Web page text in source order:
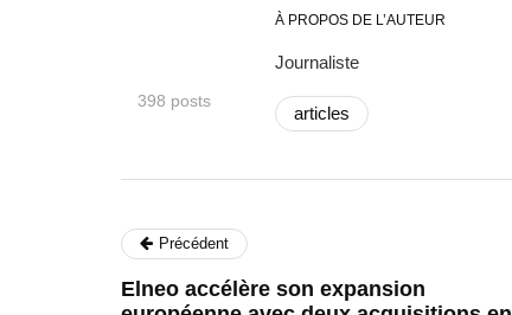
398 posts
À PROPOS DE L’AUTEUR
Journaliste
articles
Précédent
Elneo accélère son expansion